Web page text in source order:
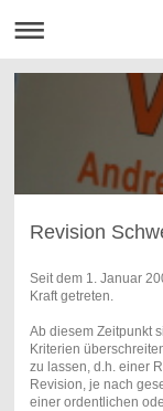
Revision
Seit dem 1. Januar
Kraft getreten.
Ab diesem Zeitpunkt
Kriterien
zu lassen, d.h. einer
Revision, je nach
einer ordentlichen